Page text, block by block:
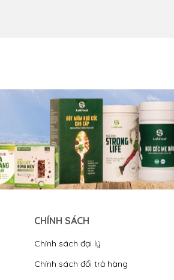
CHÍNH SÁCH
Chính sách đại lý
Chính sách đổi trả hàng